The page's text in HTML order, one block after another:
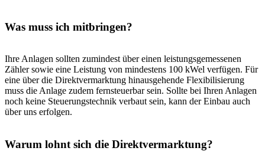
Was muss ich mitbringen?
Ihre Anlagen sollten zumindest über einen leistungsgemessenen
Zähler sowie eine Leistung von mindestens 100 kWel verfügen. Für
eine über die Direktvermarktung hinausgehende Flexibilisierung
muss die Anlage zudem fernsteuerbar sein. Sollte bei Ihren Anlagen
noch keine Steuerungstechnik verbaut sein, kann der Einbau auch
über uns erfolgen.
Warum lohnt sich die Direktvermarktung?